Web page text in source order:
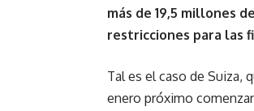
más de 19,5 millones
restricciones para las
Tal es el caso de Suiza,
enero próximo